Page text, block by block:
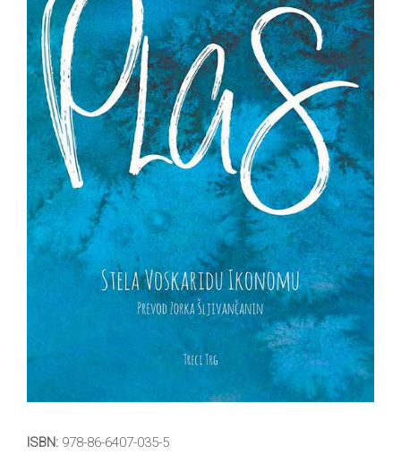
NOVOSTI
NAMA
KONTAKT
ISBN: 978-86-6407-035-5